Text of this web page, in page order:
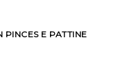
E PATTINE